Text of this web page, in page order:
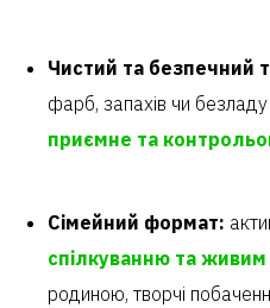
Чистий та безпечний
фарб, запахів чи
приємне та
Сімейний формат:
спілкуванню та
родиною, творчі